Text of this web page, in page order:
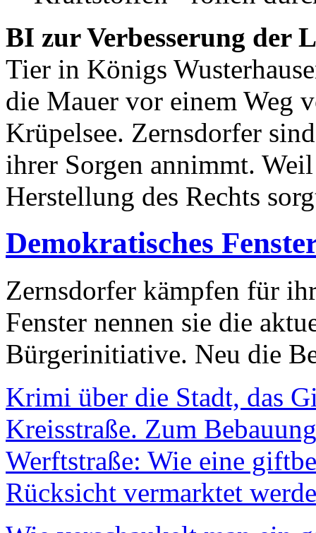
BI zur Verbesserung der
Tier in Königs
die Mauer vor einem Weg
Krüpelsee. Zernsdorfer
ihrer Sorgen annimmt.
Herstellung des Rechts
Demokratisches
Zernsdorfer kämpfen für
Fenster nennen sie die
Bürgerinitiative. Neu die
Krimi über die Stadt, das
Kreisstraße. Zum
Werftstraße: Wie eine
Rücksicht vermarktet